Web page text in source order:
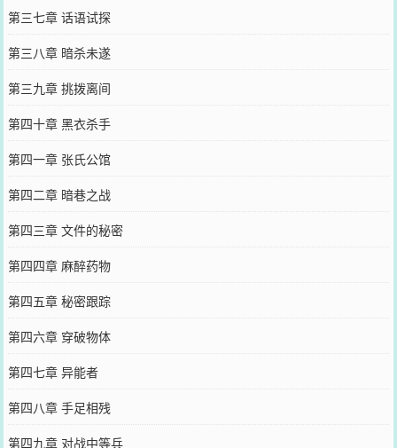
第三七章 话语试探
第三八章 暗杀未遂
第三九章 挑拨离间
第四十章 黑衣杀手
第四一章 张氏公馆
第四二章 暗巷之战
第四三章 文件的秘密
第四四章 麻醉药物
第四五章 秘密跟踪
第四六章 穿破物体
第四七章 异能者
第四八章 手足相残
第四九章 对战中等兵